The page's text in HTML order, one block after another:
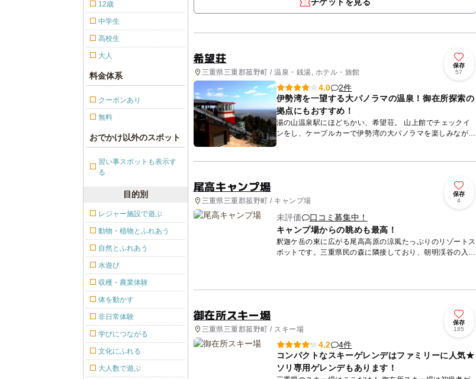
希望荘
三重県三重郡菰野町 / 温泉・銭湯, ホテル・旅館
保存
57
4.0
2件
伊勢湾を一望する大パノラマの温泉！御在所探索の
拠点にもおすすめ！
湯の山温泉駅にほどちかい、希望荘。 山上館でチェックイ
ンをし、ケーブルカーで伊勢湾の大パノラマを楽しみなが
ら、わくわくした気持ちで本館へ…。源泉の温泉はもちろ
尾高キャンプ場
三重県三重郡菰野町 / キャンプ場
保存
4
未評価
口コミ募集中！
キャンプ場からの眺めも最高！
釈迦ケ岳の東に広がる尾高高原の涼風たっぷりのリゾートス
ポットです。三重県民の森に隣接しており、朝明渓谷の入口
御在所スキー場
三重県三重郡菰野町 / スキー場
保存
185
4.2
4件
コンパクトなスキーゲレンデはファミリーに人気★
ソリ専用ゲレンデもあります！
12歳
中学生
高校生
大人
料金体系
クーポンあり
無料
おでかけ以外のスポット
習い事スポットも表示す
る
目的別
レジャー施設で遊ぶ
動物・植物とふれあう
自然とふれあう
水遊び
収穫・農業体験
体を動かす
非日常体験
学びにつながる
文化にふれる
大人数で遊ぶ